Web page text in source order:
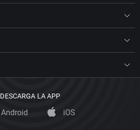
DESCARGA LA APP
Android iOS